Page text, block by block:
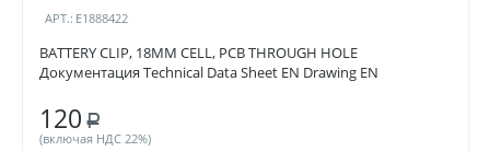
АРТ.: E1888422
BATTERY CLIP, 18MM CELL, PCB THROUGH HOLE
Документация Technical Data Sheet EN Drawing EN
120 Р
(включая НДС 22%)